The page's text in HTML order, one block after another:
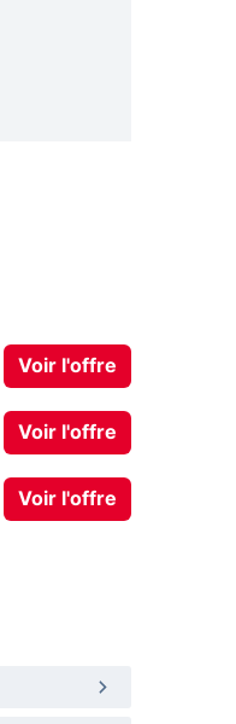
Voir l'offre
Voir l'offre
Voir l'offre